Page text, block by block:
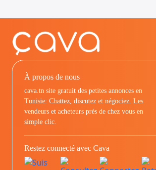
À propos de nous
cava.tn site gratuit des petites annonces en
Tunisie: Chattez, discutez et négociez. Les
vendeurs et acheteurs prés de chez vous en
simple clic.
Restez connecté avec Cava